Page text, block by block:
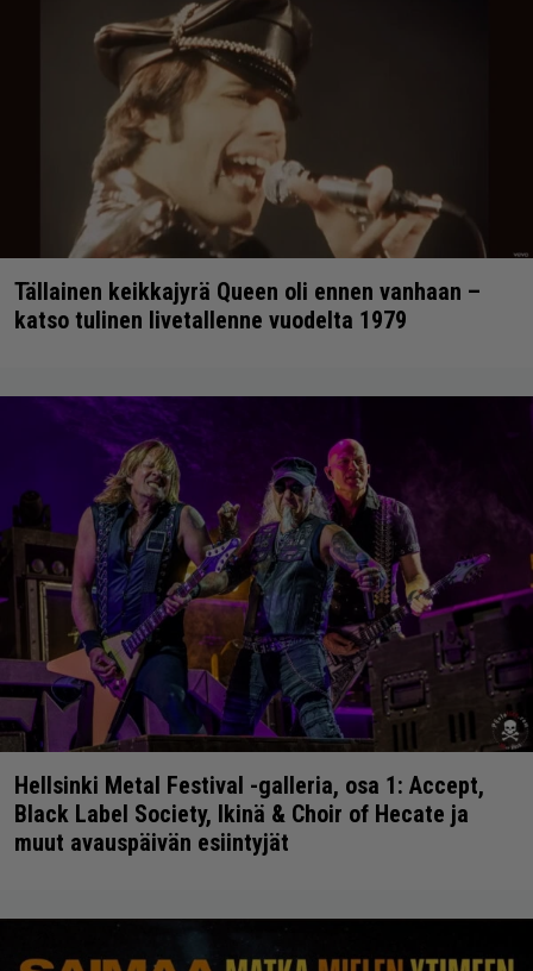
Tällainen keikkajyrä Queen oli ennen vanhaan –
katso tulinen livetallenne vuodelta 1979
Hellsinki Metal Festival -galleria, osa 1: Accept,
Black Label Society, Ikinä & Choir of Hecate ja
muut avauspäivän esiintyjät